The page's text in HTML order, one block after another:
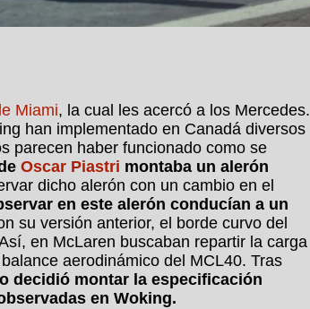
Miami, la cual les acercó a los Mercedes.
han implementado en Canadá diversos
parecen haber funcionado como se
Oscar Piastri montaba un alerón
dicho alerón con un cambio en el
en este alerón conducían a un
su versión anterior, el borde curvo del
en McLaren buscaban repartir la carga
aerodinámico del MCL40. Tras
decidió montar la especificación
en Woking.